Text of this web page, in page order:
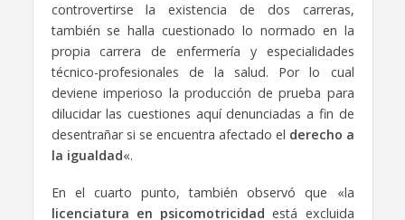
controvertirse la existencia de dos carreras,
también se halla cuestionado lo normado en la
propia carrera de enfermería y especialidades
técnico-profesionales de la salud. Por lo cual
deviene imperioso la producción de prueba para
dilucidar las cuestiones aquí denunciadas a fin de
desentrañar si se encuentra afectado el derecho a
la igualdad«.
En el cuarto punto, también observó que «la
licenciatura en psicomotricidad está excluida